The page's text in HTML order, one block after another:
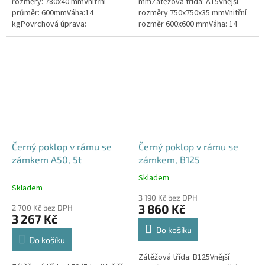
průměr: 600mmVáha:14
kgPovrchová úprava:
protiskluzBarva: černáPoklop je
rozměry 750x750x35 mmVnitřní
rozměr 600x600 mmVáha: 14
kgPovrchová úprava:
Černý poklop v rámu se
zámkem A50, 5t
Skladem
2 700 Kč bez DPH
3 267 Kč
Do košíku
Černý poklop v rámu se
zámkem, B125
Průměrné
produktu
je
4,5
hvězdiček.
Skladem
3 190 Kč bez DPH
3 860 Kč
Do košíku
Zátěžová třída: B125Vnější